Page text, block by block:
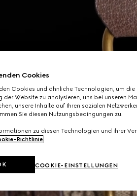
Cookies
Cookies und ähnliche Technologien, um
der Website zu analysieren, uns bei unseren
unsere Inhalte auf Ihren sozialen
Sie diesen Nutzungsbedingungen zu.
zu diesen Technologien und ihrer
Richtlinie.
COOKIE-EINSTELLUNGEN